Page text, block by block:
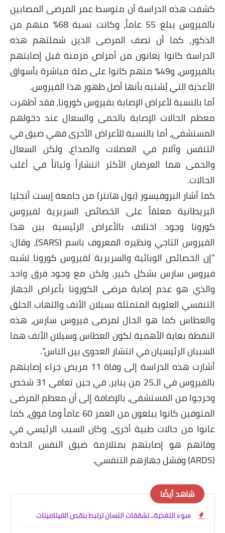
كشفت هذه الدراسة أن متوسط عمر المرضى المصابين
بالفيروس يبلغ 55 عاماً، وكانت نسبة 68٪ منهم من
الذكور، كما أن نصف المرضى الذين شملتهم هذه
الدراسة كانوا يعانون من أمراض مزمنة قبل إصابتهم
بالفيروس، و49٪ منهم كانوا على صلة مباشرة بأسواق
الأغذية التي يُشتبه بأنها أصل ظهور هذا الفيروس.
أما بالنسبة لأعراض الإصابة بفيروس كورونا، فقد أظهرت
معظم الحالات الإصابة بالحمى والسعال عند دخولهم
المستشفى، أما بالنسبة للأعراض الأخرى فهي ضيق في
التنفس وآلام في العضلات والصداع، ولكن السعال
والحمى هما العرضان الأكثر انتشاراً وثباتاً في أغلب
الحالات.
كما أشار البروفيسور (بول هانتر) من جامعة إيست أنجليا
البريطانية معلقاً على الخصائص السريرية لفيروس
كورونا وجود اختلاف بالأعراض الرئيسية بين هذا
الفيروس التاجي ونظيره المعروف باسم (SARS)، وقال:
”إن الخصائص الوبائية والسريرية لفيروس كورونا تشبه
فيروس سارس بشكل كبير، ولكن مع وجود فرق واحد
والذي هو عدم إصابة مرضى الكورونا بأعراض الجهاز
التنفسي العلوية المتمثلة بسيلان الأنف والتهاب الحلق
والعطاس كما هو الحال لمرضى فيروس سارس، هذه
النقطة بغاية الأهمية لكون العطاس وسيلان الأنف هما
السببان الرئيسيان في انتشار العدوى بين الناس“.
أشارت هذه الدراسة إلى وفاة 11 مريض جراء إصابتهم
بالفيروس في الـ25 من يناير، في حين تعافى 31 شخص
وخرجوا من المستشفى، بالإضافة إلى أن معظم المرضى
المتوفين كانوا يبلغون من العمر 60 عاماً وما فوق، كما
عانوا من حالات طبية أخرى، وكان السبب الرئيسي في
وفاتهم هو إصابتهم بمتلازمة ضيق النفس الحادة
(ARDS) وفشل جهازهم التنفسي.
شاهد أيضًا
سوء التغذية.. تشققات اللسان ترتبط بنقص الفيتامينات